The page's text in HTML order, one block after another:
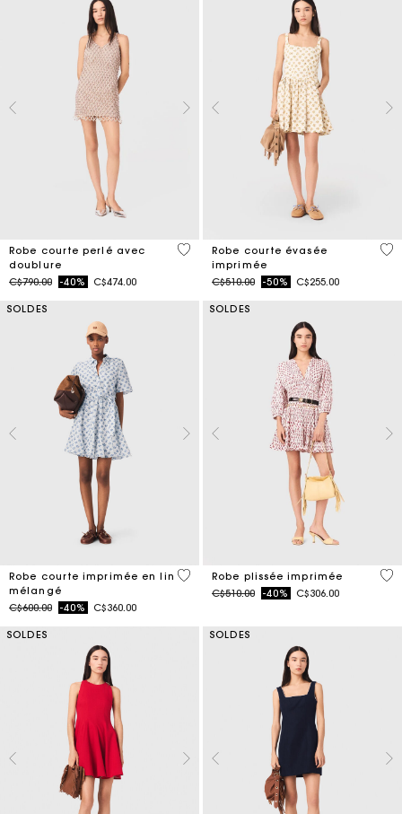
Robe courte perlé avec
doublure
Price reduced from
C$790.00to-40% C$474.00
3,3 out of 5 Customer Rating
Robe courte évasée
imprimée
Price reduced from
C$510.00to-50% C$255.00
5
SOLDES
Robe courte imprimée en lin
mélangé
Price reduced from
C$600.00to-40% C$360.00
5 out of 5 Customer Rating
SOLDES
Robe plissée imprimée
Price reduced from
C$510.00to-40% C$306.00
3,1
SOLDES SOLDES